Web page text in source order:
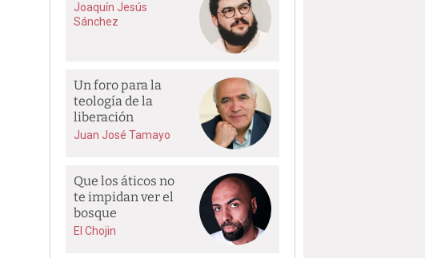
Joaquín Jesús
Sánchez
Un foro para la
teología de la
liberación
Juan José Tamayo
Que los áticos no
te impidan ver el
bosque
El Chojin